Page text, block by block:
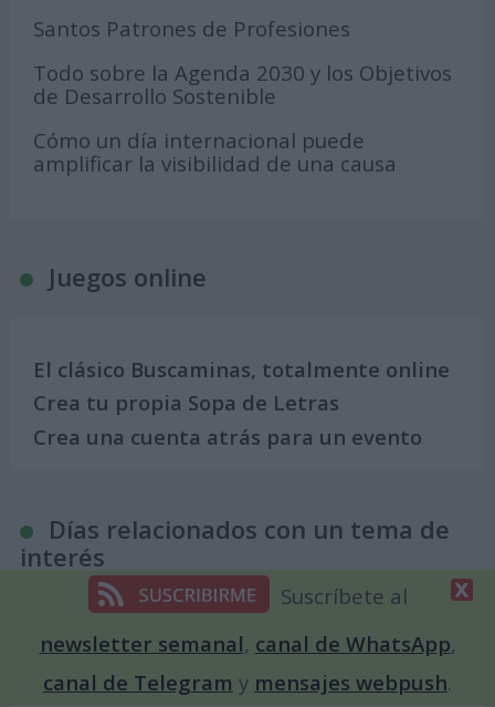
Santos Patrones de Profesiones
Todo sobre la Agenda 2030 y los Objetivos
de Desarrollo Sostenible
Cómo un día internacional puede
amplificar la visibilidad de una causa
Juegos online
El clásico Buscaminas, totalmente online
Crea tu propia Sopa de Letras
Crea una cuenta atrás para un evento
Días relacionados con un tema de
interés
Calendario para Enamorados. Días
internacionales y mundiales del amor
Suscríbete al
newsletter semanal, canal de WhatsApp,
canal de Telegram y mensajes webpush.